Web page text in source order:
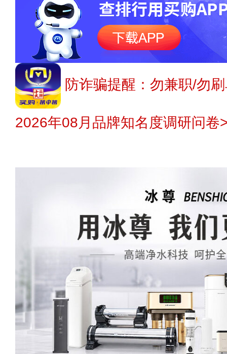
防诈骗提醒：勿兼职/勿
2026年08月品牌知名度调研问卷